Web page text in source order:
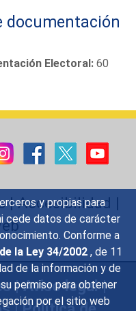
y propias para
cede datos de carácter
Conforme a
la Ley 34/2002 , de 11
de la información y de
permiso para obtener
por el sitio web
documentación
Electoral: 60
|Accesibilidad |
|Aviso legal|